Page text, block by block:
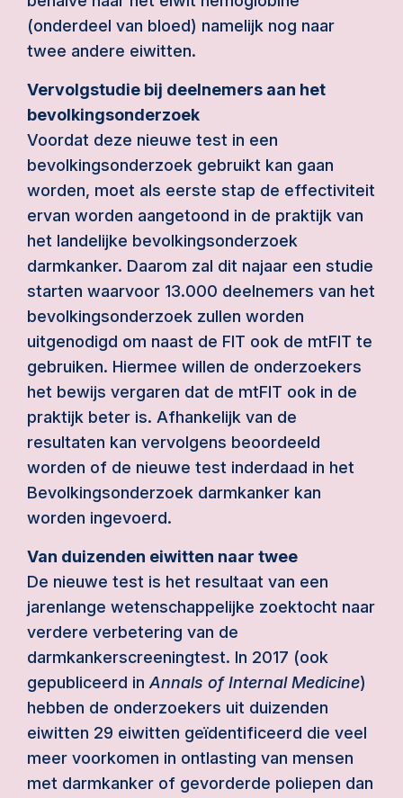
(onderdeel van bloed) namelijk nog naar
twee andere eiwitten.
Vervolgstudie bij deelnemers aan het
bevolkingsonderzoek
Voordat deze nieuwe test in een
bevolkingsonderzoek gebruikt kan gaan
worden, moet als eerste stap de effectiviteit
ervan worden aangetoond in de praktijk van
het landelijke bevolkingsonderzoek
darmkanker. Daarom zal dit najaar een studie
starten waarvoor 13.000 deelnemers van het
bevolkingsonderzoek zullen worden
uitgenodigd om naast de FIT ook de mtFIT te
gebruiken. Hiermee willen de onderzoekers
het bewijs vergaren dat de mtFIT ook in de
praktijk beter is. Afhankelijk van de
resultaten kan vervolgens beoordeeld
worden of de nieuwe test inderdaad in het
Bevolkingsonderzoek darmkanker kan
worden ingevoerd.
Van duizenden eiwitten naar twee
De nieuwe test is het resultaat van een
jarenlange wetenschappelijke zoektocht naar
verdere verbetering van de
darmkankerscreeningtest. In 2017 (ook
gepubliceerd in Annals of Internal Medicine)
hebben de onderzoekers uit duizenden
eiwitten 29 eiwitten geïdentificeerd die veel
meer voorkomen in ontlasting van mensen
met darmkanker of gevorderde poliepen dan